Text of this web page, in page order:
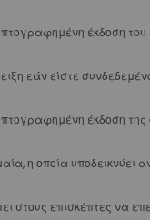
Εξεταστικά
Τοποθέτησης
Εργαλεία Συρμάτων
Εργαλεία Γλωσσικών
Ixion Κλινικές
έκδοση
εάν είστε
έκδοση
η οποία υποδεικνύει
στους επισκέπτες να